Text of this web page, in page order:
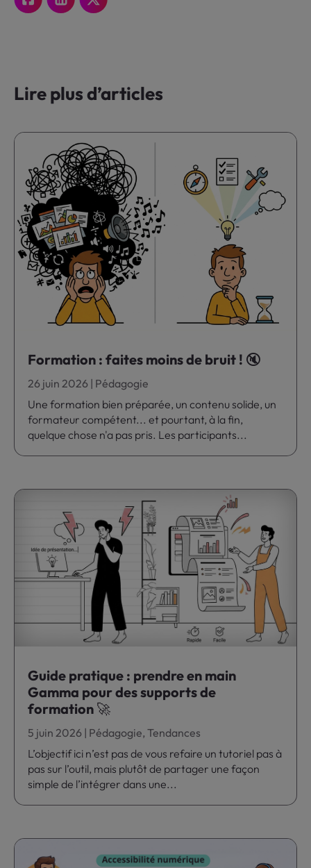
Lire plus d’articles
Formation : faites moins de bruit ! 🔇
26 juin 2026 | Pédagogie
Une formation bien préparée, un contenu solide, un
formateur compétent... et pourtant, à la fin,
quelque chose n'a pas pris. Les participants...
Guide pratique : prendre en main
Gamma pour des supports de
formation 🚀
5 juin 2026 | Pédagogie,Tendances
L’objectif ici n’est pas de vous refaire un tutoriel pas à
pas sur l’outil, mais plutôt de partager une façon
simple de l’intégrer dans une...